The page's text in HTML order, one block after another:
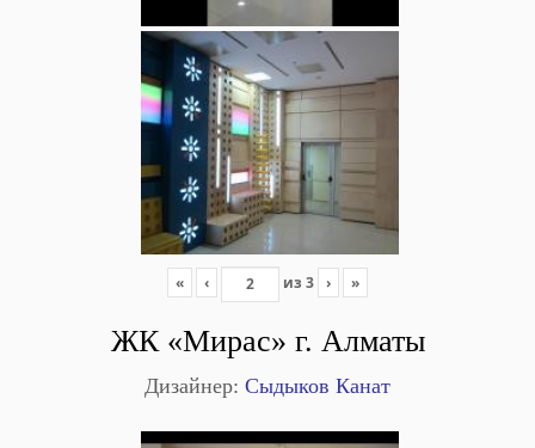
« ‹ из 3 › »
ЖК «Мирас» г. Алматы
Дизайнер: Сыдыков Канат